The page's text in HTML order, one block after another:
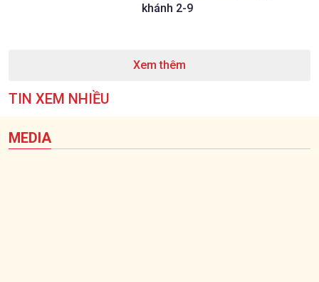
khánh 2-9
Xem thêm
TIN XEM NHIỀU
MEDIA